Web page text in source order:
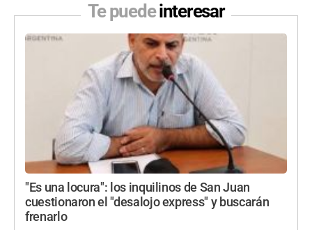
Te puedeinteresar
"Es una locura": los inquilinos de San Juan
cuestionaron el "desalojo express" y buscarán
frenarlo